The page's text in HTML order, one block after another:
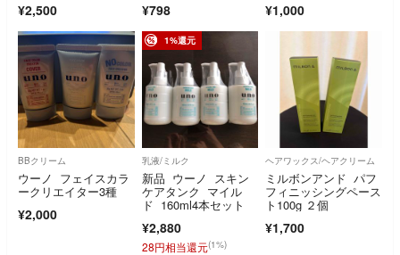
¥2,500 ¥798 ¥1,000
BBクリーム
ウーノ フェイスカラ
ークリエイター3種
¥2,000
1%還元
乳液/ミルク
新品 ウーノ スキン
ケアタンク マイル
ド 160ml4本セット
¥2,880
28円相当還元(1%)
ヘアワックス/ヘアクリーム
ミルボンアンド パフ
フィニッシングペース
ト100g ２個
¥1,700